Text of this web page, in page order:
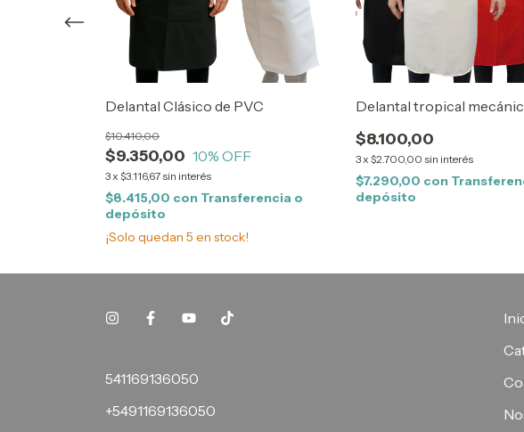
Delantal Clásico de PVC
$9.350,00
$10.410,00
10% OFF
3 x $3.116,67 sin interés
$8.415,00 con Transferencia o
depósito
¡Solo quedan 5 en stock!
Delantal tropical
$8.100,00
3 x $2.700,00 sin interés
$7.290,00 con
depósito
541169136050
+5491169136050